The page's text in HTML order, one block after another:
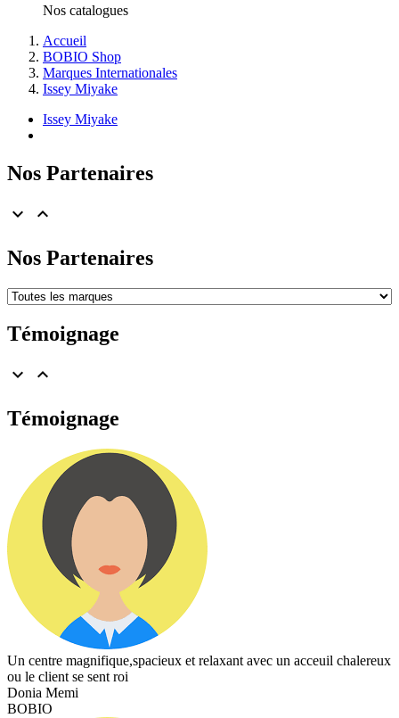
Nos catalogues
Accueil
BOBIO Shop
Marques Internationales
Issey Miyake
Issey Miyake
Nos Partenaires
 
Nos Partenaires
Témoignage
 
Témoignage
Un centre magnifique,spacieux et relaxant avec un acceuil chalereux
ou le client se sent roi
Donia Memi
BOBIO